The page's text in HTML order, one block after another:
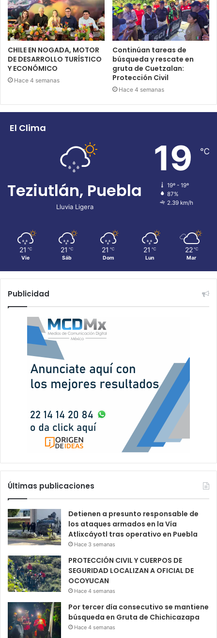
CHILE EN NOGADA, MOTOR
DE DESARROLLO TURÍSTICO
Y ECONÓMICO
Hace 4 semanas
Continúan tareas de
búsqueda y rescate en
gruta de Cuetzalan:
Protección Civil
Hace 4 semanas
El Clima
Teziutlán, Puebla
Lluvia Ligera
19 ℃
19º - 19º
87%
2.39 km/h
21 ℃
Vie
21 ℃
Sáb
21 ℃
Dom
21 ℃
Lun
22 ℃
Mar
Publicidad
Últimas publicaciones
Detienen a presunto responsable de
los ataques armados en la Vía
Atlixcáyotl tras operativo en Puebla
Hace 3 semanas
PROTECCIÓN CIVIL Y CUERPOS DE
SEGURIDAD LOCALIZAN A OFICIAL DE
OCOYUCAN
Hace 4 semanas
Por tercer día consecutivo se mantiene
búsqueda en Gruta de Chichicazapa
Hace 4 semanas